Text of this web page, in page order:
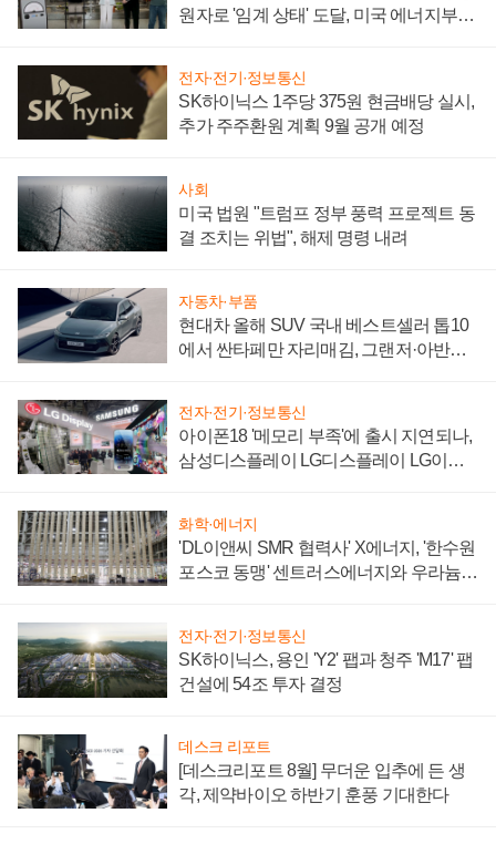
원자로 '임계 상태' 도달, 미국 에너지부
전자·전기·정보통신
SK하이닉스 1주당 375원 현금배당 실시,
추가 주주환원 계획 9월 공개 예정
사회
미국 법원 "트럼프 정부 풍력 프로젝트 동
결 조치는 위법", 해제 명령 내려
자동차·부품
현대차 올해 SUV 국내 베스트셀러 톱10
에서 싼타페만 자리매김, 그랜저·아반떼
전자·전기·정보통신
아이폰18 '메모리 부족'에 출시 지연되나,
삼성디스플레이 LG디스플레이 LG이노
화학·에너지
'DL이앤씨 SMR 협력사' X에너지, '한수원
포스코 동맹' 센트러스에너지와 우라늄
전자·전기·정보통신
SK하이닉스, 용인 'Y2' 팹과 청주 'M17' 팹
건설에 54조 투자 결정
데스크 리포트
[데스크리포트 8월] 무더운 입추에 든 생
각, 제약바이오 하반기 훈풍 기대한다